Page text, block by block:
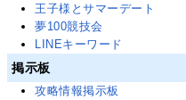
王子様とサマーデート
夢100競技会
LINEキーワード
掲示板
攻略情報掲示板